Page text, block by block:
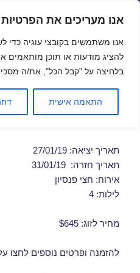
אנו מעריכים את
אנו משתמשים בקובצי עוגיה כדי
להציג מודעות או תוכן מותאמים
בלחיצה על "קבל הכל", את/ה
התאמה אישית
דילים לורנה בינואר 27/
תאריך יציאה: 27/01/19
תאריך חזרה: 31/01/19
אירוח: חצי פנסיון
לילות: 4
מחיר לזוג: $645
להזמנה ופרטים נוספים לחצו